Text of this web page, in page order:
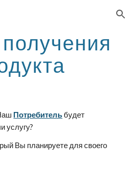
Skip to navigation
Потребитель будет
услугу?
Вы планируете для своего